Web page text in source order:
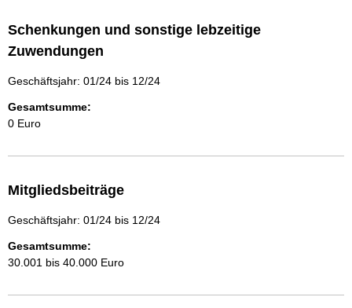
Schenkungen und sonstige lebzeitige
Zuwendungen
Geschäftsjahr: 01/24 bis 12/24
Gesamtsumme:
0 Euro
Mitgliedsbeiträge
Geschäftsjahr: 01/24 bis 12/24
Gesamtsumme:
30.001 bis 40.000 Euro